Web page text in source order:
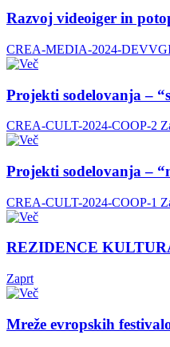
Razvoj videoiger in
CREA-MEDIA-2024-
Projekti sodelovanja –
CREA-CULT-2024-COOP-2
Projekti sodelovanja –
CREA-CULT-2024-COOP-1
REZIDENCE
Zaprt
Mreže evropskih